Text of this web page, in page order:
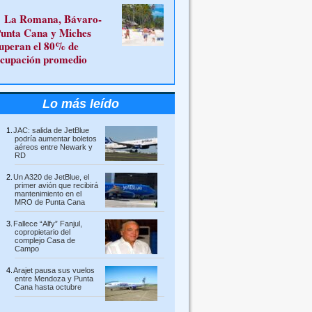
La Romana, Bávaro-
Cana y Miches
el 80% de
promedio
Lo más leído
JAC: salida de JetBlue
podría aumentar boletos
aéreos entre Newark y
RD
Un A320 de JetBlue, el
primer avión que recibirá
mantenimiento en el
MRO de Punta Cana
Fallece “Alfy” Fanjul,
copropietario del
complejo Casa de
Campo
Arajet pausa sus vuelos
entre Mendoza y Punta
Cana hasta octubre